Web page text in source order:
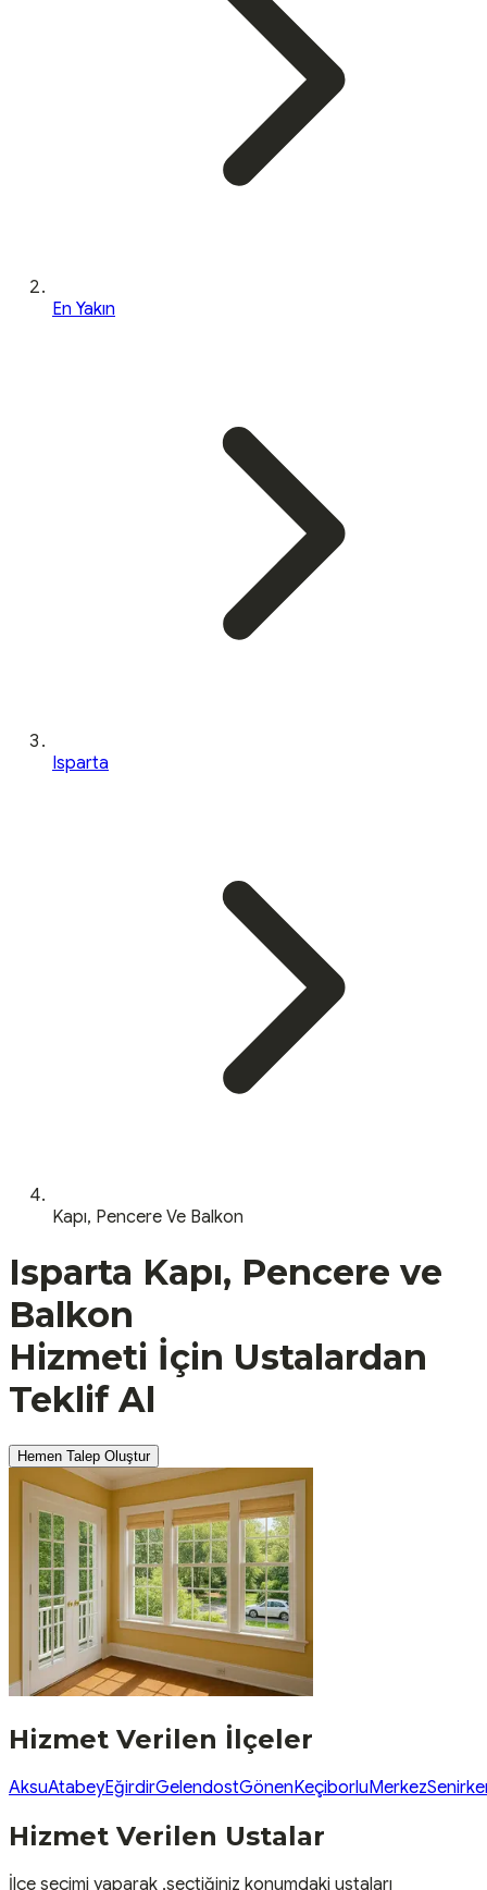
En Yakın
Isparta
Kapı, Pencere Ve Balkon
Isparta Kapı, Pencere ve
Balkon
Hizmeti İçin Ustalardan
Teklif Al
Hemen Talep Oluştur
Hizmet Verilen İlçeler
AksuAtabeyEğirdirGelendostGönenKeçiborluMerkez
Hizmet Verilen Ustalar
İlçe seçimi yaparak ,seçtiğiniz konumdaki ustaları